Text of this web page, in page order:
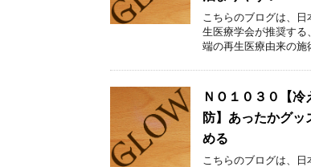
こちらのブログは、日
生医療学会が推奨する
端の再生医療由来の施
ＮＯ１０３０【冷
防】あったかグッ
める
こちらのブログは、日